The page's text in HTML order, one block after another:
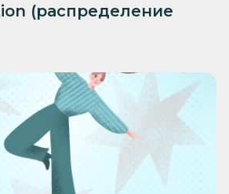
(распределение